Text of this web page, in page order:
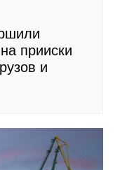
прииски
и